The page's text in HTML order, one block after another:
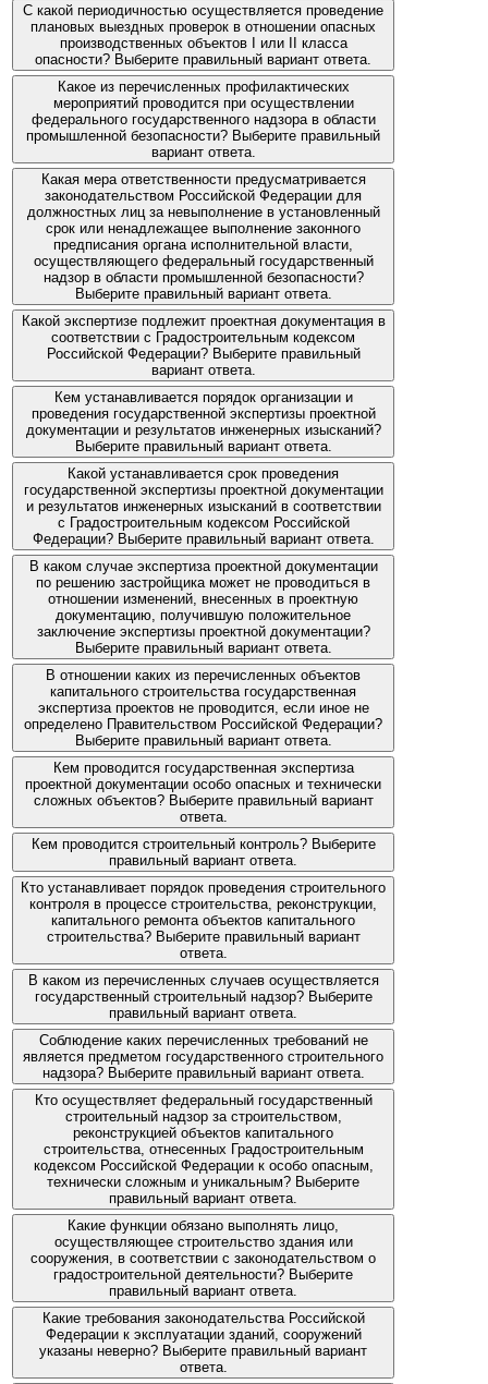
С какой периодичностью осуществляется проведение
плановых выездных проверок в отношении опасных
производственных объектов I или II класса
опасности? Выберите правильный вариант ответа.
Какое из перечисленных профилактических
мероприятий проводится при осуществлении
федерального государственного надзора в области
промышленной безопасности? Выберите правильный
вариант ответа.
Какая мера ответственности предусматривается
законодательством Российской Федерации для
должностных лиц за невыполнение в установленный
срок или ненадлежащее выполнение законного
предписания органа исполнительной власти,
осуществляющего федеральный государственный
надзор в области промышленной безопасности?
Выберите правильный вариант ответа.
Какой экспертизе подлежит проектная документация в
соответствии с Градостроительным кодексом
Российской Федерации? Выберите правильный
вариант ответа.
Кем устанавливается порядок организации и
проведения государственной экспертизы проектной
документации и результатов инженерных изысканий?
Выберите правильный вариант ответа.
Какой устанавливается срок проведения
государственной экспертизы проектной документации
и результатов инженерных изысканий в соответствии
с Градостроительным кодексом Российской
Федерации? Выберите правильный вариант ответа.
В каком случае экспертиза проектной документации
по решению застройщика может не проводиться в
отношении изменений, внесенных в проектную
документацию, получившую положительное
заключение экспертизы проектной документации?
Выберите правильный вариант ответа.
В отношении каких из перечисленных объектов
капитального строительства государственная
экспертиза проектов не проводится, если иное не
определено Правительством Российской Федерации?
Выберите правильный вариант ответа.
Кем проводится государственная экспертиза
проектной документации особо опасных и технически
сложных объектов? Выберите правильный вариант
ответа.
Кем проводится строительный контроль? Выберите
правильный вариант ответа.
Кто устанавливает порядок проведения строительного
контроля в процессе строительства, реконструкции,
капитального ремонта объектов капитального
строительства? Выберите правильный вариант
ответа.
В каком из перечисленных случаев осуществляется
государственный строительный надзор? Выберите
правильный вариант ответа.
Соблюдение каких перечисленных требований не
является предметом государственного строительного
надзора? Выберите правильный вариант ответа.
Кто осуществляет федеральный государственный
строительный надзор за строительством,
реконструкцией объектов капитального
строительства, отнесенных Градостроительным
кодексом Российской Федерации к особо опасным,
технически сложным и уникальным? Выберите
правильный вариант ответа.
Какие функции обязано выполнять лицо,
осуществляющее строительство здания или
сооружения, в соответствии с законодательством о
градостроительной деятельности? Выберите
правильный вариант ответа.
Какие требования законодательства Российской
Федерации к эксплуатации зданий, сооружений
указаны неверно? Выберите правильный вариант
ответа.